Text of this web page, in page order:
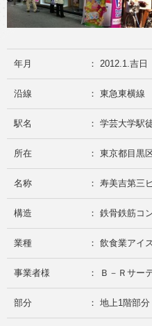
年月 ： 2012.1.吉日
沿線 ： 東急東横線
駅名 ： 学芸大学駅
所在 ： 東京都目黒
名称 ： 寿美吉第三
構造 ： 鉄骨鉄筋コ
業種 ： 飲食業アイ
事業者様 ： Ｂ－Ｒサー
部分 ： 地上1階部分